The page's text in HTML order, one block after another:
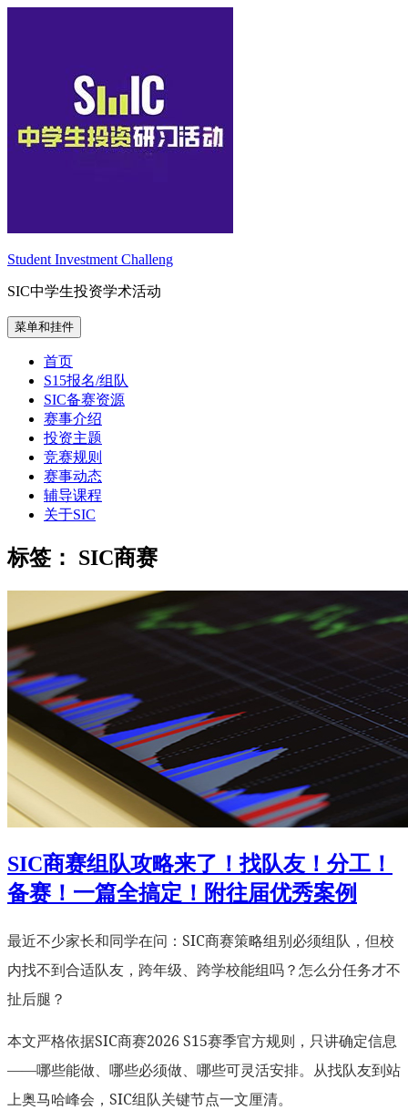
Student Investment Challeng
SIC中学生投资学术活动
菜单和挂件
首页
S15报名/组队
SIC备赛资源
赛事介绍
投资主题
竞赛规则
赛事动态
辅导课程
关于SIC
标签： SIC商赛
SIC商赛组队攻略来了！找队友！分工！
备赛！一篇全搞定！附往届优秀案例
最近不少家长和同学在问：SIC商赛策略组别必须组队，但校
内找不到合适队友，跨年级、跨学校能组吗？怎么分任务才不
扯后腿？
本文严格依据SIC商赛2026 S15赛季官方规则，只讲确定信息
——哪些能做、哪些必须做、哪些可灵活安排。从找队友到站
上奥马哈峰会，SIC组队关键节点一文厘清。